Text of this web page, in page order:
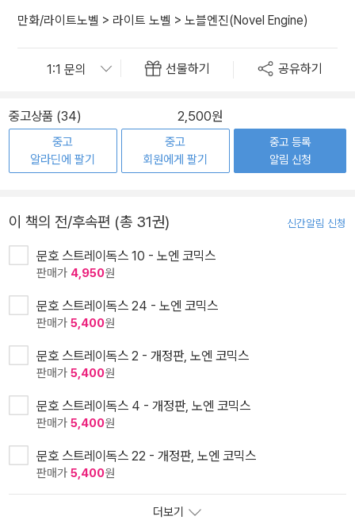
만화/라이트노벨 > 라이트 노벨 > 노블엔진(Novel Engine)
선물하기 공유하기
중고상품 (34) 2,500원
중고
알라딘에 팔기
중고
회원에게 팔기
중고 등록
알림 신청
이 책의 전/후속편 (총 31권) 신간알림 신청
문호 스트레이독스 10 - 노엔 코믹스
판매가 4,950원
문호 스트레이독스 24 - 노엔 코믹스
판매가 5,400원
문호 스트레이독스 2 - 개정판, 노엔 코믹스
판매가 5,400원
문호 스트레이독스 4 - 개정판, 노엔 코믹스
판매가 5,400원
문호 스트레이독스 22 - 개정판, 노엔 코믹스
판매가 5,400원
더보기